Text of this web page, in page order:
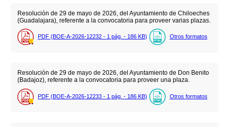
Resolución de 29 de mayo de 2026, del Ayuntamiento de Chiloeches
(Guadalajara), referente a la convocatoria para proveer varias plazas.
PDF (BOE-A-2026-12232 - 1 pág. - 186 KB) Otros formatos
Resolución de 29 de mayo de 2026, del Ayuntamiento de Don Benito
(Badajoz), referente a la convocatoria para proveer una plaza.
PDF (BOE-A-2026-12233 - 1 pág. - 186 KB) Otros formatos